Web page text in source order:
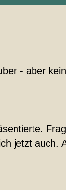
- aber
jetzt auch.